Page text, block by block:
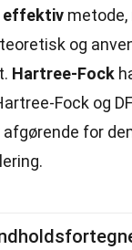
effektiv
og
Hartree-Fock
Fock og
for